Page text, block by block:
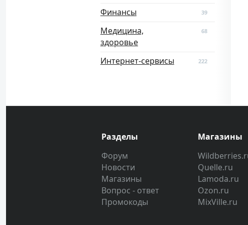
Финансы 39
Медицина,
здоровье
68
Интернет-сервисы 222
Разделы
Форум
Новости
Магазины
Вопрос - ответ
Промокоды
Магазины
Quelle.ru
Lamoda.ru
Ozon.ru
MixVille.ru